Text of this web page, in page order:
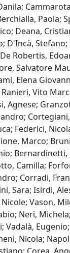
Paola;
Deana,
D'Incà,
Robertis,
Salvatore
Elena
Vito
Agnese;
Federici,
Marco;
Camilla;
Corradi,
Sara; Isirdi,
Vason,
Neri,
Vadalà,
Nicola;